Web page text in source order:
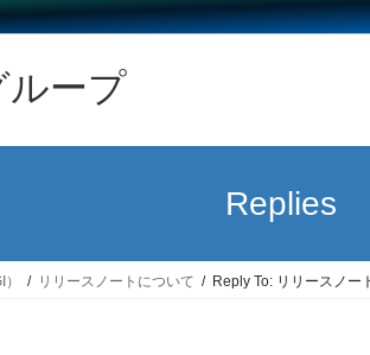
ループ
Replies
リリースノートについて Reply To: リリースノー